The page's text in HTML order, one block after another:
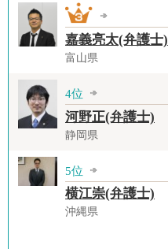
嘉義亮太(弁護士)
富山県
4位
河野正(弁護士)
静岡県
5位
横江崇(弁護士)
沖縄県